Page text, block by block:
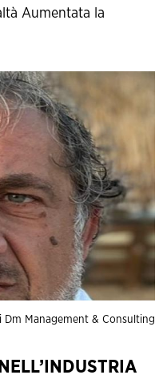
Aumentata la
Dm Management & Consulting